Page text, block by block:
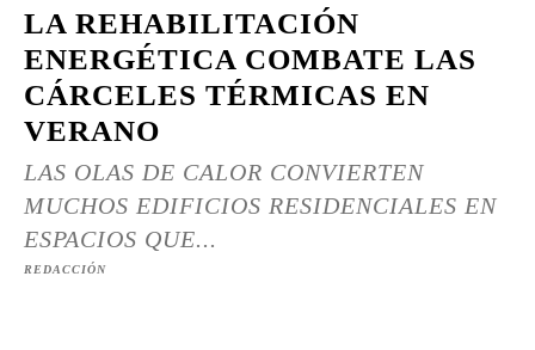
LA REHABILITACIÓN
ENERGÉTICA COMBATE LAS
CÁRCELES TÉRMICAS EN
VERANO
LAS OLAS DE CALOR CONVIERTEN
MUCHOS EDIFICIOS RESIDENCIALES EN
ESPACIOS QUE...
REDACCIÓN